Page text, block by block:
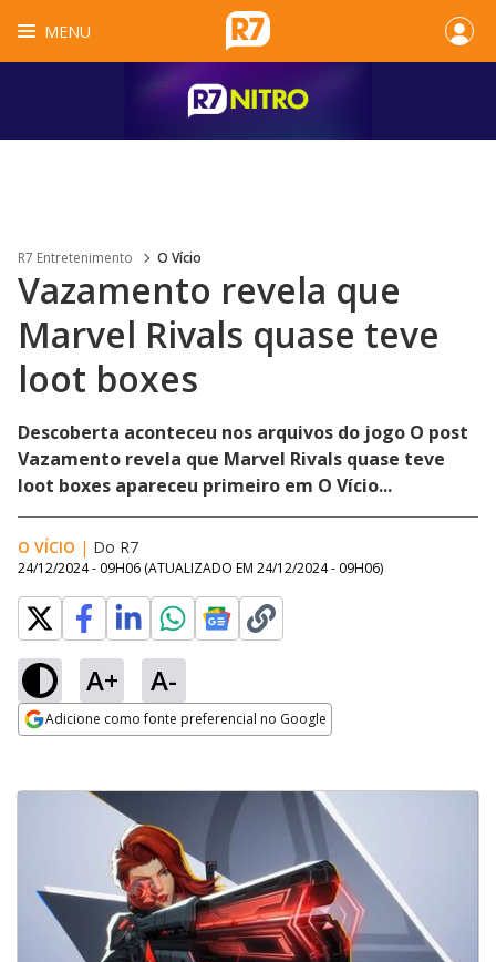
MENU
R7 Entretenimento O Vício
Vazamento revela que
Marvel Rivals quase teve
loot boxes
Descoberta aconteceu nos arquivos do jogo O post
Vazamento revela que Marvel Rivals quase teve
loot boxes apareceu primeiro em O Vício...
O VÍCIO | Do R7
24/12/2024 - 09H06 (ATUALIZADO EM 24/12/2024 - 09H06)
A+ A-
Adicione como fonte preferencial no Google